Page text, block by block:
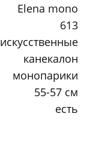
Elena mono
613
искусственные
канекалон
монопарики
55-57 см
есть